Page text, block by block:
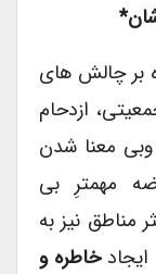
*
بر چالش های
ازدحام
معنا شدن
مهمترِ بی
مناطق نیز به
خاطره و